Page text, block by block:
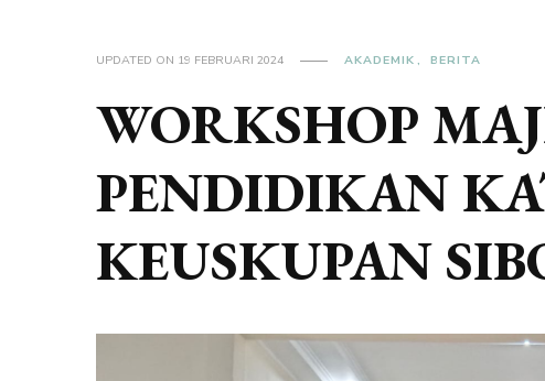
UPDATED ON 19 FEBRUARI 2024 AKADEMIK BERITA
WORKSHOP
PENDIDIKAN
KEUSKUPAN